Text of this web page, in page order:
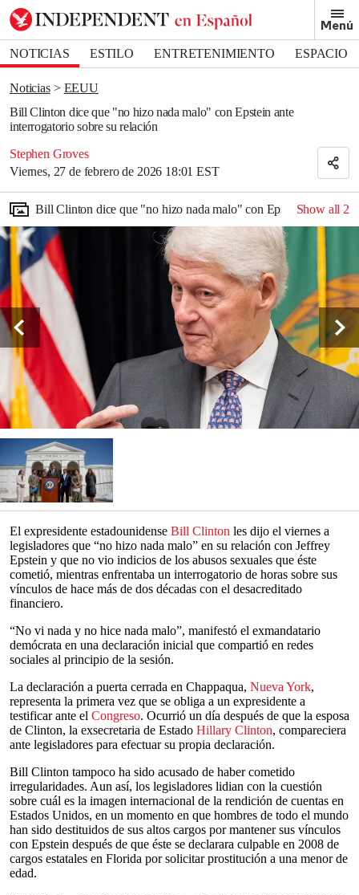
Menú
NOTICIAS ESTILO ENTRETENIMIENTO
ESPACIO
DEPORTES
Noticias
EEUU
Bill Clinton dice que "no hizo nada malo" con Epstein ante
interrogatorio sobre su relación
Stephen Groves
Viernes, 27 de febrero de 2026 18:01 EST
Bookmark popover
Removed from bookmarks
Close popover
Bill Clinton dice que "no hizo nada malo" con Epstein ante
Show all 2
El expresidente estadounidense Bill Clinton les dijo el viernes a
legisladores que “no hizo nada malo” en su relación con Jeffrey
Epstein y que no vio indicios de los abusos sexuales que éste
cometió, mientras enfrentaba un interrogatorio de horas sobre sus
vínculos de hace más de dos décadas con el desacreditado
financiero.
“No vi nada y no hice nada malo”, manifestó el exmandatario
demócrata en una declaración inicial que compartió en redes
sociales al principio de la sesión.
La declaración a puerta cerrada en Chappaqua, Nueva York,
representa la primera vez que se obliga a un expresidente a
testificar ante el Congreso. Ocurrió un día después de que la esposa
de Clinton, la exsecretaria de Estado Hillary Clinton, compareciera
ante legisladores para efectuar su propia declaración.
Bill Clinton tampoco ha sido acusado de haber cometido
irregularidades. Aun así, los legisladores lidian con la cuestión
sobre cuál es la imagen internacional de la rendición de cuentas en
Estados Unidos, en un momento en que hombres de todo el mundo
han sido destituidos de sus altos cargos por mantener sus vínculos
con Epstein después de que éste se declarara culpable en 2008 de
cargos estatales en Florida por solicitar prostitución a una menor de
edad.